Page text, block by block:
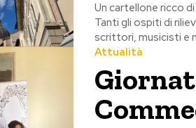
Un cartellone ricco
Tanti gli ospiti di
scrittori, musicisti e
Attualità